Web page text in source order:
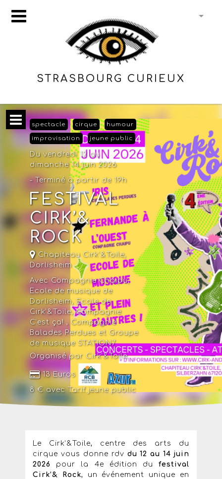
STRASBOURG CURIEUX
spectacle cirque humour
improvisation jeune public
Du vendredi 12 au
dimanche 14 juin 2026
- Terminé à partir de 19h
FESTIVAL
CIRK’&
ROCK
Chapiteau Cirk’&Toile,
Dorlisheim
Avec Compagnie Chaipu,
Ecole de musique de
Dorlisheim, Ecole de
Cirk’&Toile, Compagnie
C’est ça! , Compagnie
Balades Perdues et Groupe
de musique STATION7
Organisé par Cirk’&Toile
13 Euros
8 € avecTarif jeune public
Le Cirk’&Toile, centre des arts du
cirque vous donne rdv du 12 au 14 juin
2026
pour la 4e édition dufestival
Cirk’& Rock, un événement unique en